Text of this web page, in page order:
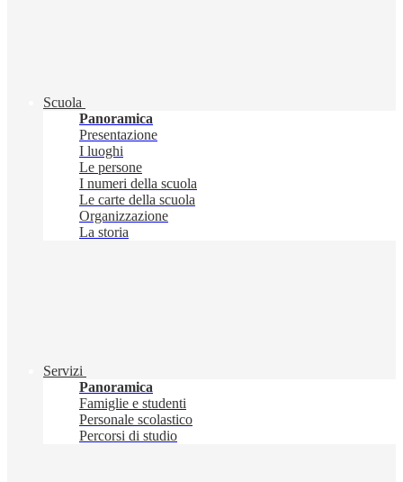
Scuola
Panoramica
Presentazione
I luoghi
Le persone
I numeri della scuola
Le carte della scuola
Organizzazione
La storia
Servizi
Panoramica
Famiglie e studenti
Personale scolastico
Percorsi di studio